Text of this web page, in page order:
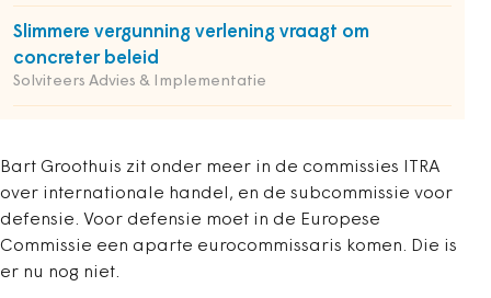
Slimmere vergunning verlening vraagt om
concreter beleid
Solviteers Advies & Implementatie
Bart Groothuis zit onder meer in de commissies ITRA
over internationale handel, en de subcommissie voor
defensie. Voor defensie moet in de Europese
Commissie een aparte eurocommissaris komen. Die is
er nu nog niet.